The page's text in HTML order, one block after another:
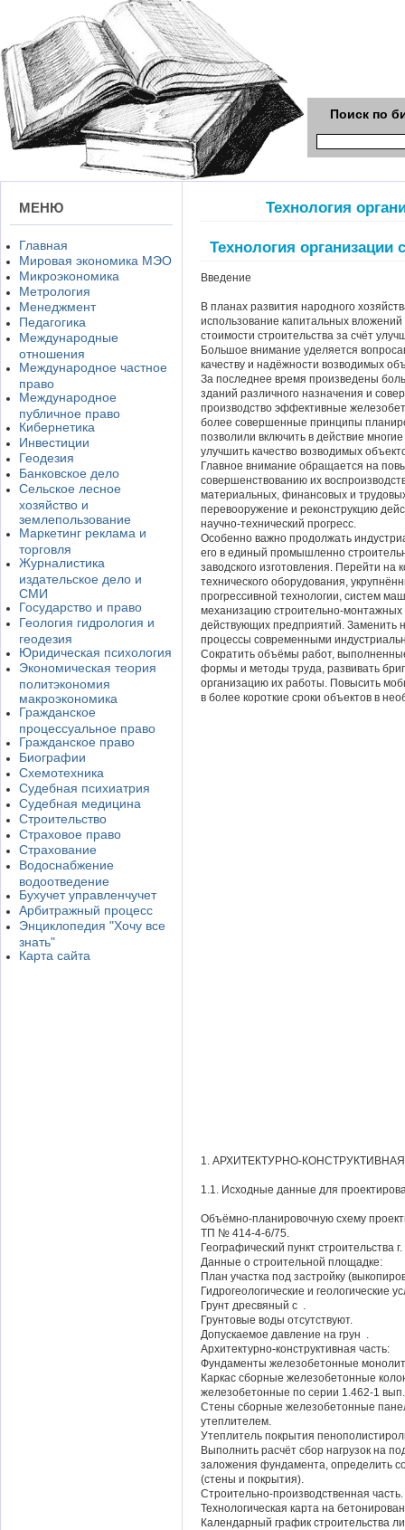
Поиск по
МЕНЮ
Главная
Мировая экономика МЭО
Микроэкономика
Метрология
Менеджмент
Педагогика
Международные
отношения
Международное частное
право
Международное
публичное право
Кибернетика
Инвестиции
Геодезия
Банковское дело
Сельское лесное
хозяйство и
землепользование
Маркетинг реклама и
торговля
Журналистика
издательское дело и
СМИ
Государство и право
Геология гидрология и
геодезия
Юридическая психология
Экономическая теория
политэкономия
макроэкономика
Гражданское
процессуальное право
Гражданское право
Биографии
Схемотехника
Судебная психиатрия
Судебная медицина
Строительство
Страховое право
Страхование
Водоснабжение
водоотведение
Бухучет управленчучет
Арбитражный процесс
Энциклопедия "Хочу все
знать"
Карта сайта
Технология
Технология организации
Введение
В планах развития народного
использование капитальных
стоимости строительства за счёт
Большое внимание уделяется
качеству и надёжности возводимых
За последнее время произведены
зданий различного назначения и
производство эффективные
более совершенные принципы
позволили включить в действие
улучшить качество возводимых
Главное внимание обращается на
совершенствованию их
материальных, финансовых и
перевооружение и реконструкцию
научно-технический прогресс.
Особенно важно продолжать
его в единый промышленно
заводского изготовления. Перейти на
технического оборудования,
прогрессивной технологии, систем
механизацию строительно-монтажных
действующих предприятий. Заменить
процессы современными
Сократить объёмы работ,
формы и методы труда, развивать
организацию их работы. Повысить
в более короткие сроки объектов в
1. АРХИТЕКТУРНО-
1.1. Исходные данные для
Объёмно-планировочную схему
ТП № 414-4-6/75.
Географический пункт строительства
Данные о строительной площадке:
План участка под застройку
Гидрогеологические и геологические
Грунт дресвяный с .
Грунтовые воды отсутствуют.
Допускаемое давление на грун .
Архитектурно-конструктивная часть:
Фундаменты железобетонные
Каркас сборные железобетонные
железобетонные по серии 1.462-1
Стены сборные железобетонные
утеплителем.
Утеплитель покрытия
Выполнить расчёт сбор нагрузок на
заложения фундамента, определить
(стены и покрытия).
Строительно-производственная часть.
Технологическая карта на
Календарный график строительства